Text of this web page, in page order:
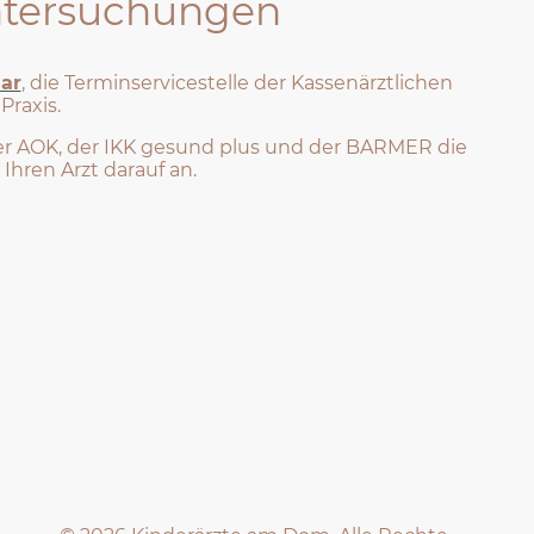
,die Terminservicestelle der Kassenärztlichen
der IKK gesund plus und der BARMER die
Arzt darauf an.